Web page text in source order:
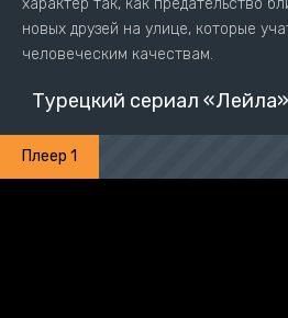
характер так, как предательство
новых друзей на улице, которые
человеческим качествам.
Турецкий сериал
Плеер 1